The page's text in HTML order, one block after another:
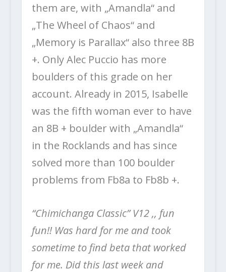
them are, with „Amandla“ and
„The Wheel of Chaos“ and
„Memory is Parallax“ also three 8B
+. Only Alec Puccio has more
boulders of this grade on her
account. Already in 2015, Isabelle
was the fifth woman ever to have
an 8B + boulder with „Amandla“
in the Rocklands and has since
solved more than 100 boulder
problems from Fb8a to Fb8b +.
“Chimichanga Classic” V12 ,, fun
fun!! Was hard for me and took
sometime to find beta that worked
for me. Did this last week and